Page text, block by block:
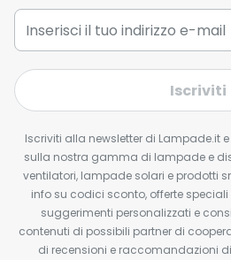
Iscriviti
Iscriviti alla newsletter di Lampade.it
sulla nostra gamma di lampade e
ventilatori, lampade solari e prodotti
info su codici sconto, offerte speciali
suggerimenti personalizzati e
contenuti di possibili partner di
di recensioni e raccomandazioni